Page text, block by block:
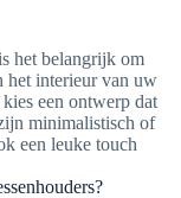
het belangrijk om
het interieur van uw
een ontwerp dat
minimalistisch of
een leuke touch